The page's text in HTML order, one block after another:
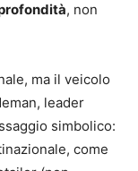
, non
ma il veicolo
leader
simbolico:
come